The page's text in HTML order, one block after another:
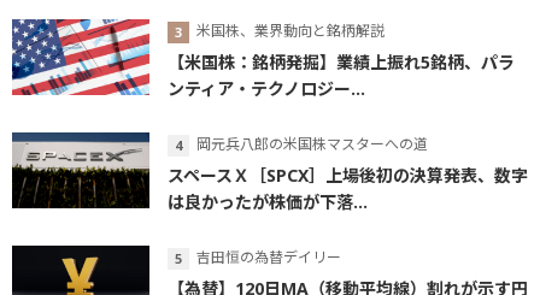
米国株、業界動向と銘柄解説
【米国株：銘柄発掘】業績上振れ5銘柄、パラ
ンティア・テクノロジー...
岡元兵八郎の米国株マスターへの道
スペースＸ［SPCX］上場後初の決算発表、数字
は良かったが株価が下落...
吉田恒の為替デイリー
【為替】120日MA（移動平均線）割れが示す円